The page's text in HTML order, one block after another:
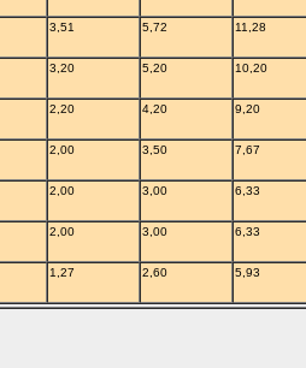
3,51 5,72 11,28
3,20 5,20 10,20
2,20 4,20 9,20
2,00 3,50 7,67
2,00 3,00 6,33
2,00 3,00 6,33
1,27 2,60 5,93